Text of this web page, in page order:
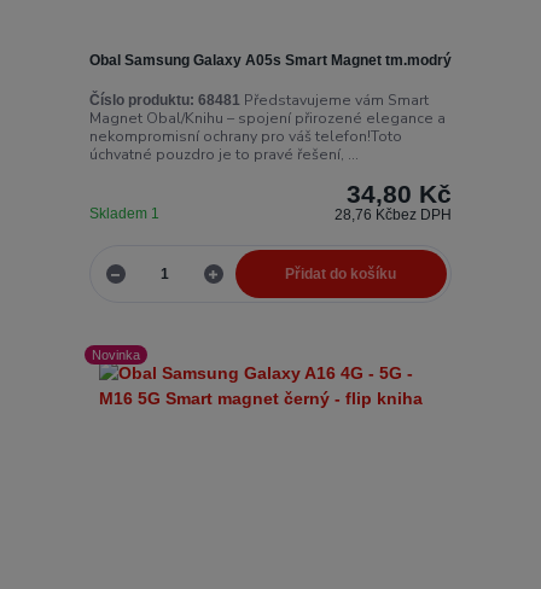
Obal Samsung Galaxy A05s Smart Magnet tm.modrý
Číslo produktu: 68481Představujeme vám Smart
Magnet Obal/Knihu – spojení přirozené elegance a
nekompromisní ochrany pro váš telefon!Toto
úchvatné pouzdro je to pravé řešení, ...
34,80 Kč
28,76 Kčbez DPH
Skladem 1
Přidat do košíku
Novinka